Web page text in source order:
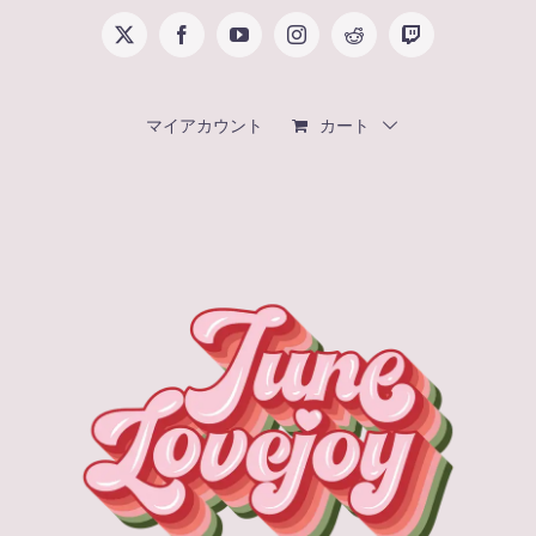
X FacebookYouTubeInstagramReddit Twitch
マイアカウント カート